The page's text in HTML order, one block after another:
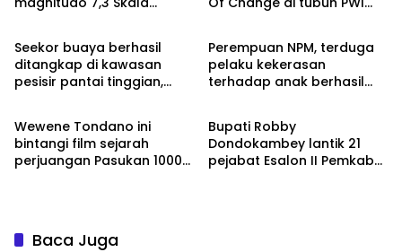
Headline
Seekor buaya berhasil
ditangkap di kawasan
pesisir pantai tinggian,
Headline
Perempuan NPM, terduga
pelaku kekerasan
terhadap anak berhasil
Headline
Wewene Tondano ini
bintangi film sejarah
perjuangan Pasukan 1000
Advetorial
Bupati Robby
Dondokambey lantik 21
pejabat Esalon II Pemkab
Baca Juga